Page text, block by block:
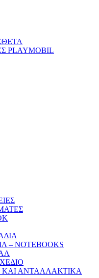
PLAYMOBIL
– NOTEBOOKS
ΚΑΙ ΑΝΤΑΛΛΑΚΤΙΚΑ